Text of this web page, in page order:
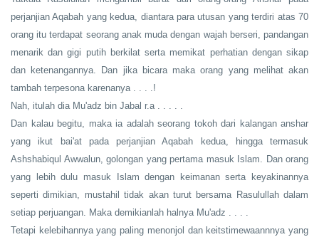
perjanjian Aqabah yang kedua, diantara para utusan yang terdiri atas 70
orang itu terdapat seorang anak muda dengan wajah berseri, pandangan
menarik dan gigi putih berkilat serta memikat perhatian dengan sikap
dan ketenangannya. Dan jika bicara maka orang yang melihat akan
tambah terpesona karenanya . . . .!
Nah, itulah dia Mu'adz bin Jabal r.a . . . . .
Dan kalau begitu, maka ia adalah seorang tokoh dari kalangan anshar
yang ikut bai'at pada perjanjian Aqabah kedua, hingga termasuk
Ashshabiqul Awwalun, golongan yang pertama masuk Islam. Dan orang
yang lebih dulu masuk Islam dengan keimanan serta keyakinannya
seperti dimikian, mustahil tidak akan turut bersama Rasulullah dalam
setiap perjuangan. Maka demikianlah halnya Mu'adz . . . .
Tetapi kelebihannya yang paling menonjol dan keitstimewaannnya yang